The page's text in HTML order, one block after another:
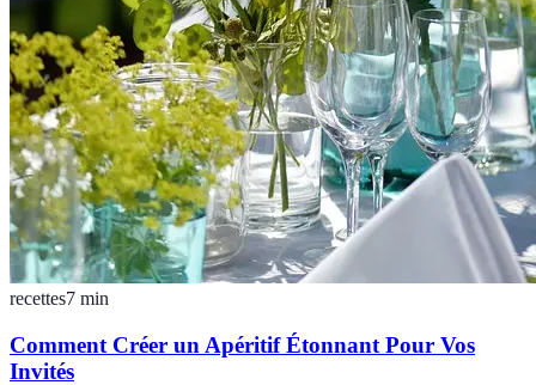
recettes7 min
Comment Créer un Apéritif Étonnant Pour Vos
Invités